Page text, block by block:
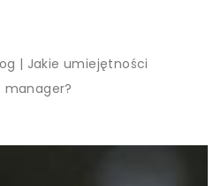
| Jakie umiejętności